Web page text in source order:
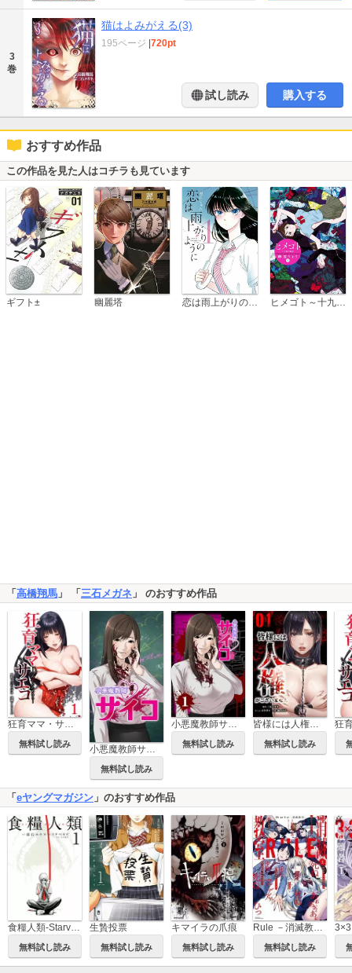
3
巻
猫はよみがえる(3)
195ページ 720pt
試し読み 購入する
おすすめ作品
この作品を見た人はコチラも見ています
ギフト± 幽麗塔 恋は雨上がりのように ヒメゴト～十九歳の制服～
「 高橋翔馬 」 「 三石メガネ 」 のおすすめ作品
無料試し読み
小悪魔教師サイコ【タテヨミ】
無料試し読み
無料試し読み 無料試し読み
「 eヤングマガジン 」のおすすめ作品
無料試し読み
生贄投票
無料試し読み
キマイラの爪痕
無料試し読み
Rule －消滅教室－
無料試し読み